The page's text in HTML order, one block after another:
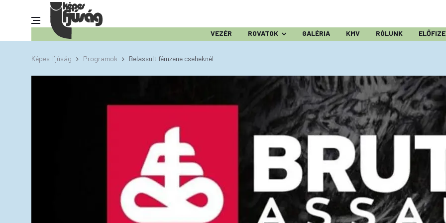
VEZÉR ROVATOK GALÉRIA KMV RÓLUNK
Képes Ifjúság Programok Belassult fémzene cseheknél